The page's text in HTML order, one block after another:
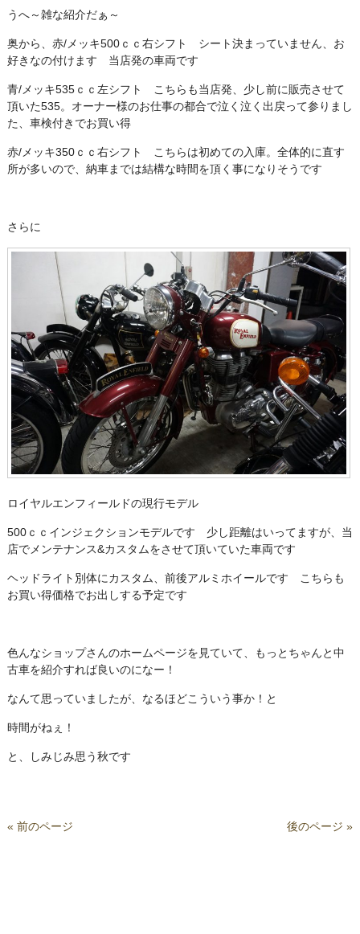
うへ～雑な紹介だぁ～
奥から、赤/メッキ500ｃｃ右シフト シート決まっていません、お
好きなの付けます 当店発の車両です
青/メッキ535ｃｃ左シフト こちらも当店発、少し前に販売させて
頂いた535。オーナー様のお仕事の都合で泣く泣く出戻って参りまし
た、車検付きでお買い得
赤/メッキ350ｃｃ右シフト こちらは初めての入庫。全体的に直す
所が多いので、納車までは結構な時間を頂く事になりそうです
さらに
ロイヤルエンフィールドの現行モデル
500ｃｃインジェクションモデルです 少し距離はいってますが、当
店でメンテナンス&カスタムをさせて頂いていた車両です
ヘッドライト別体にカスタム、前後アルミホイールです こちらも
お買い得価格でお出しする予定です
色んなショップさんのホームページを見ていて、もっとちゃんと中
古車を紹介すれば良いのになー！
なんて思っていましたが、なるほどこういう事か！と
時間がねぇ！
と、しみじみ思う秋です
« 前のページ 後のページ »